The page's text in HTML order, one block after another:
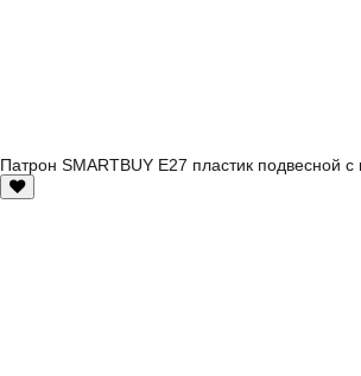
Патрон SMARTBUY Е27 пластик подвесной